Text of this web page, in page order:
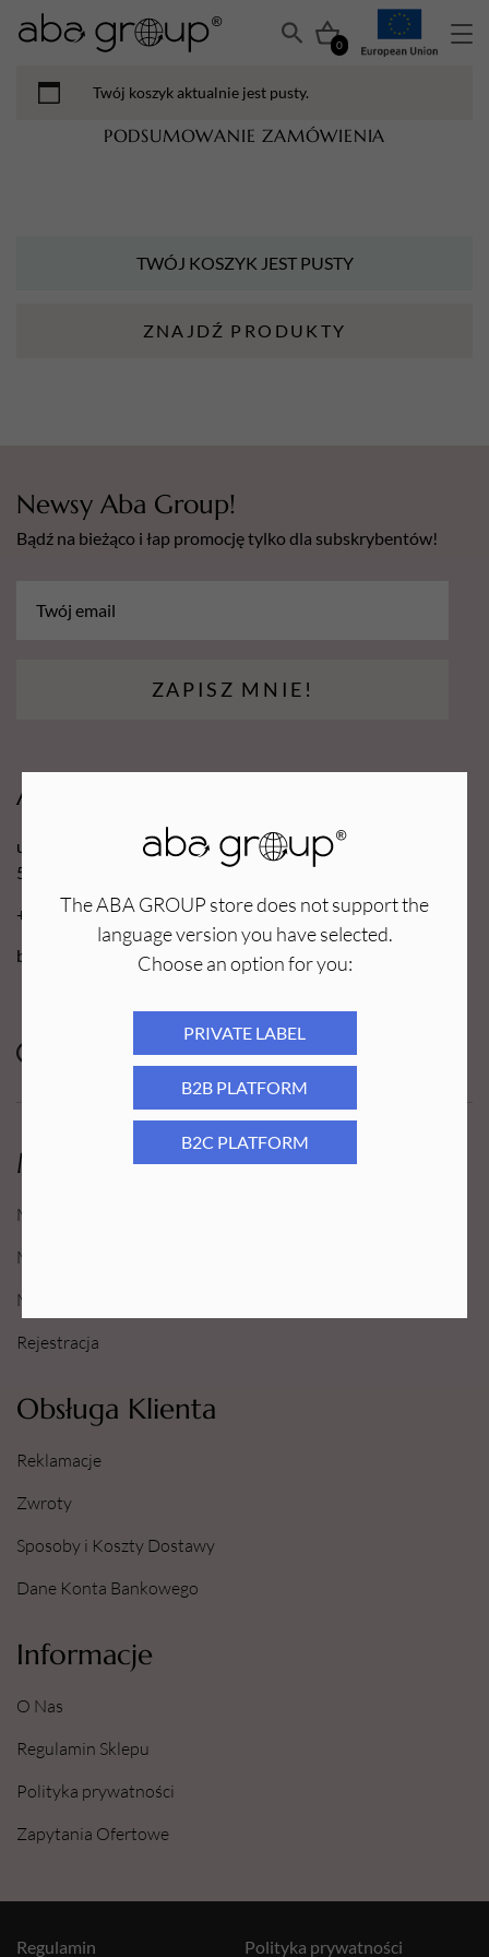
The ABA GROUP store does not support the
language version you have selected.
Choose an option for you:
PRIVATE LABEL
B2B PLATFORM
B2C PLATFORM
0
Twój koszyk aktualnie jest pusty.
PODSUMOWANIE ZAMÓWIENIA
TWÓJ KOSZYK JEST PUSTY
ZNAJDŹ PRODUKTY
Newsy Aba Group!
Bądź na bieżąco i łap promocję tylko dla subskrybentów!
ZAPISZ MNIE!
Moje Konto
Moje konto
Moje Zamówienia
Moje Ulubione
Rejestracja
Obsługa Klienta
Reklamacje
Zwroty
Sposoby i Koszty Dostawy
Dane Konta Bankowego
Informacje
O Nas
Regulamin Sklepu
Polityka prywatności
Zapytania Ofertowe
Aba Group
ul. Robotnicza 70D
53-608 Wrocław
+48 71 727 60 16
bok@e-abagroup.com
Polityka prywatności
Regulamin